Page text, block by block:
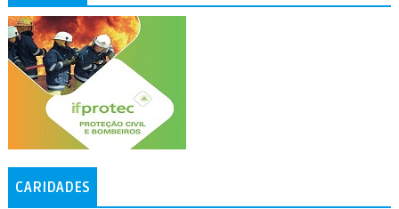
CARIDADES